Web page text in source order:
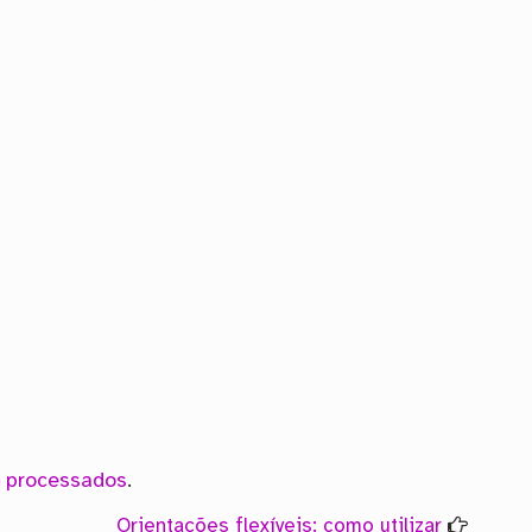
.
Orientações flexíveis: como utilizar